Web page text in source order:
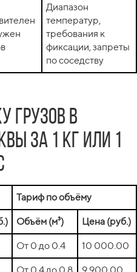
Диапазон
температур,
требования к
фиксации, запреты
по соседству
грузов в
за 1 кг или 1
Тариф по объёму
Объём (м³) Цена (руб.)
От 0 до 0.4 10 000.00
От 0.4 до 0.8 9 900.00